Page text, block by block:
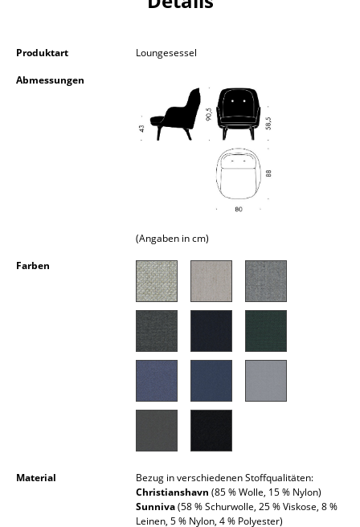
TV Möbel
Beistell- & Rollcontainer
... alle Aufbewahrungsmöbel
Hängeleuchten & Deckenleuchten
Stehleuchten & Leseleuchten
Wandleuchten
Outdoor-Leuchten
Produktart
Loungesessel
Abmessungen
(Angaben in cm)
Farben
Material
Bezug in verschiedenen Stoffqualitäten:
Christianshavn (85 % Wolle, 15 % Nylon)
Sunniva(58 % Schurwolle, 25 % Viskose, 8 %
Leinen, 5 % Nylon, 4 % Polyester)